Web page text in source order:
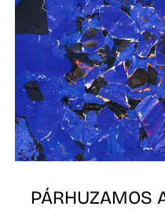
PÁRHUZAMOS